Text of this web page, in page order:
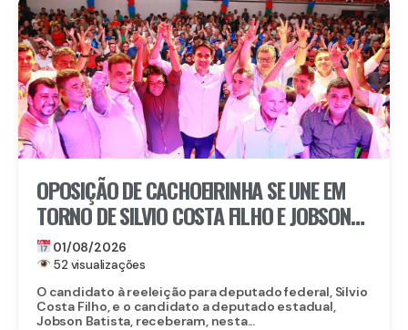
OPOSIÇÃO DE CACHOEIRINHA SE UNE EM
TORNO DE SILVIO COSTA FILHO E JOBSON
ALMEIDA
01/08/2026
52 visualizações
O candidato à reeleição para deputado federal, Silvio
Costa Filho, e o candidato a deputado estadual,
Jobson Batista, receberam, nesta...